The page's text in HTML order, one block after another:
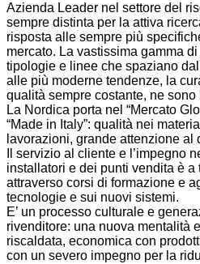
Azienda Leader nel settore del
sempre distinta per la attiva
risposta alle sempre più
mercato. La vastissima gamma
tipologie e linee che spaziano
alle più moderne tendenze, la
qualità sempre costante, ne sono
La Nordica porta nel “Mercato
“Made in Italy”: qualità nei
lavorazioni, grande attenzione al
Il servizio al cliente e l’impegno
installatori e dei punti vendita è a
attraverso corsi di formazione e
tecnologie e sui nuovi sistemi.
E’ un processo culturale e
rivenditore: una nuova mentalità
riscaldata, economica con
con un severo impegno per la